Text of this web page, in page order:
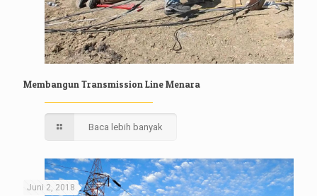
Membangun Transmission Line Menara
Baca lebih banyak
Juni 2, 2018